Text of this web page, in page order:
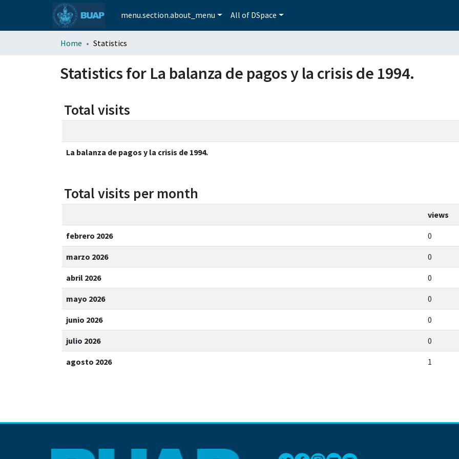
menu.section.about_menu All of DSpace
Home Statistics
Statistics for La balanza de pagos y la crisis de 1994.
Total visits
La balanza de pagos y la crisis de 1994.
Total visits per month
views
febrero 2026 0
marzo 2026 0
abril 2026 0
mayo 2026 0
junio 2026 0
julio 2026 0
agosto 2026 1